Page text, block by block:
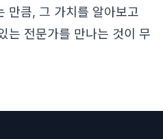
만큼, 그 가치를 알아보고
는 전문가를 만나는 것이 무